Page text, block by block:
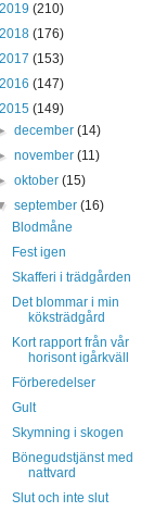
2019 (210)
2018 (176)
2017 (153)
2016 (147)
2015 (149)
december(14)
november(11)
oktober(15)
september(16)
Blodmåne
Fest igen
Skafferi i trädgården
Det blommar i min
köksträdgård
Kort rapport från vår
horisont igårkväll
Förberedelser
Gult
Skymning i skogen
Bönegudstjänst med
nattvard
Slut och inte slut